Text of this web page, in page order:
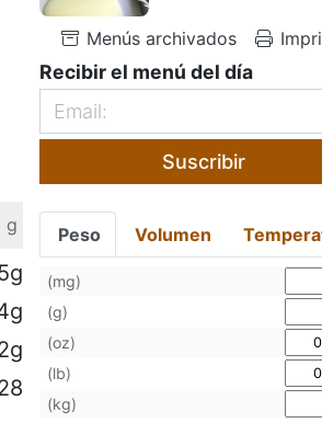
g
Menús archivados
Recibir el menú del día
Suscribir
Peso Volumen
(mg)
(g)
(oz)
(lb)
(kg)